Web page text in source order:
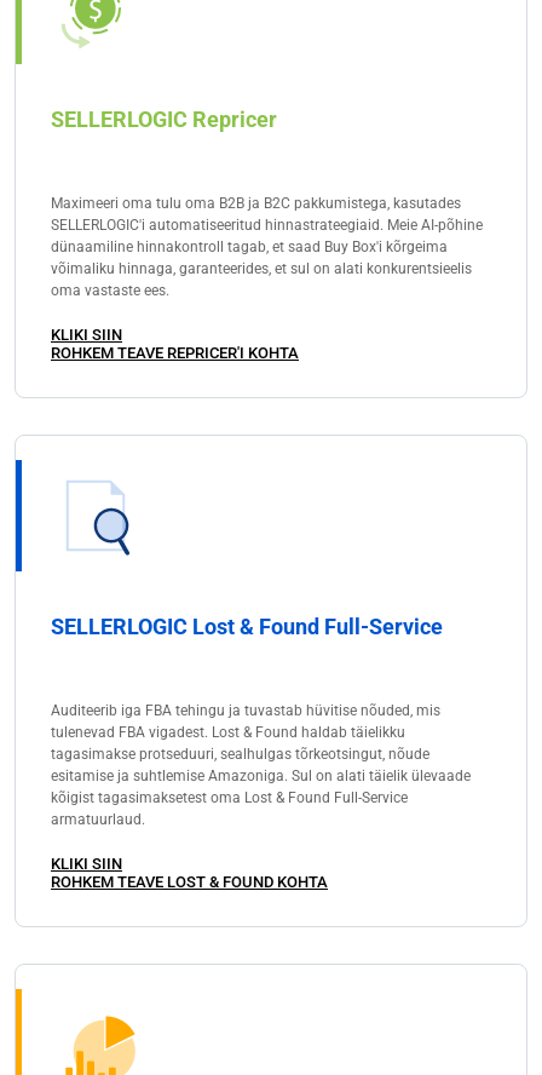
SELLERLOGIC Repricer
Maximeeri oma tulu oma B2B ja B2C pakkumistega, kasutades
SELLERLOGIC'i automatiseeritud hinnastrateegiaid. Meie AI-põhine
dünaamiline hinnakontroll tagab, et saad Buy Box'i kõrgeima
võimaliku hinnaga, garanteerides, et sul on alati konkurentsieelis
oma vastaste ees.
KLIKI SIIN
ROHKEM TEAVE REPRICER'I KOHTA
SELLERLOGIC Lost & Found Full-Service
Auditeerib iga FBA tehingu ja tuvastab hüvitise nõuded, mis
tulenevad FBA vigadest. Lost & Found haldab täielikku
tagasimakse protseduuri, sealhulgas tõrkeotsingut, nõude
esitamise ja suhtlemise Amazoniga. Sul on alati täielik ülevaade
kõigist tagasimaksetest oma Lost & Found Full-Service
armatuurlaud.
KLIKI SIIN
ROHKEM TEAVE LOST & FOUND KOHTA